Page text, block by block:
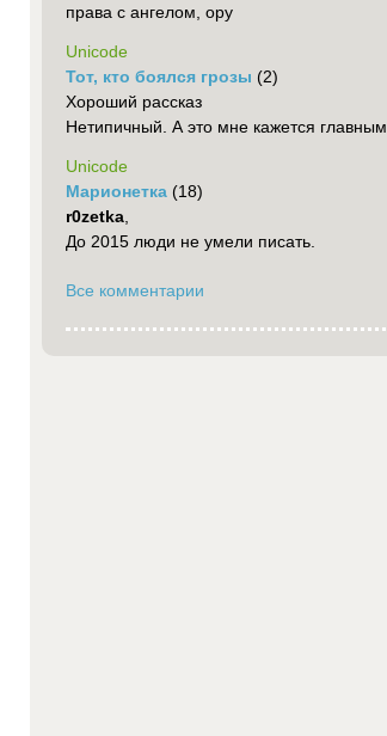
права с ангелом, ору
Unicode
Тот, кто боялся грозы (2)
Хороший рассказ
Нетипичный. А это мне кажется главным
Unicode
Марионетка (18)
r0zetka
До 2015 люди не умели писать.
Все комментарии